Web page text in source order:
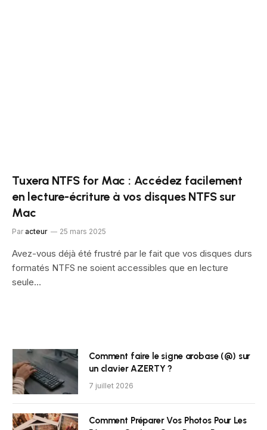
Tuxera NTFS for Mac : Accédez facilement
en lecture-écriture à vos disques NTFS sur
Mac
Par acteur 25 mars 2025
Avez-vous déjà été frustré par le fait que vos disques durs
formatés NTFS ne soient accessibles que en lecture
seule…
Comment faire le signe arobase (@) sur
un clavier AZERTY ?
7 juillet 2026
Comment Préparer Vos Photos Pour Les